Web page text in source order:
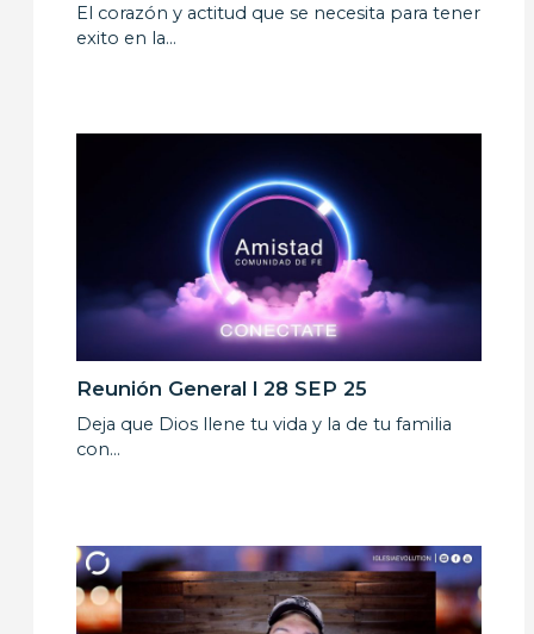
El corazón y actitud que se necesita para tener
exito en la…
Reunión General l 28 SEP 25
Deja que Dios llene tu vida y la de tu familia
con…